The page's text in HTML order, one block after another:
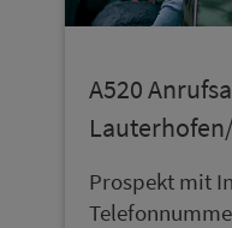
A520
Prospekt mit